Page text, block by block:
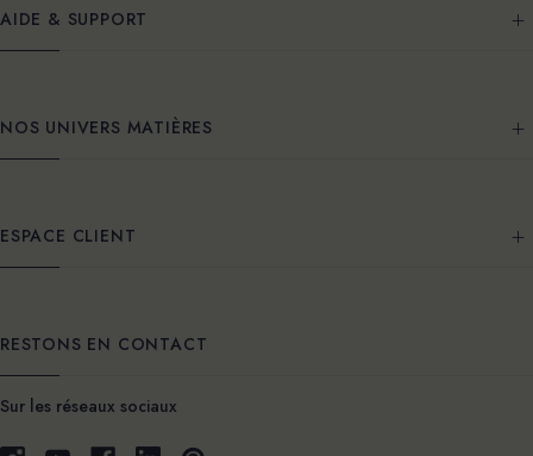
AIDE & SUPPORT
NOS UNIVERS MATIÈRES
ESPACE CLIENT
RESTONS EN CONTACT
Sur les réseaux sociaux